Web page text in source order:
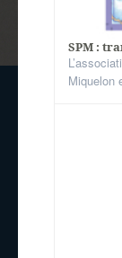
SPM :
Miquelon